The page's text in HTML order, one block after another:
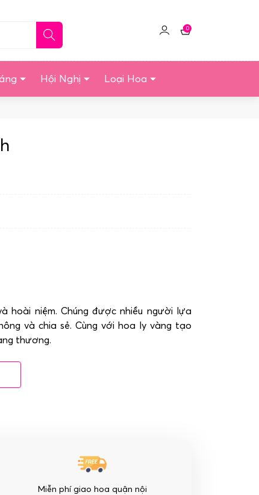
Click
tài
0
Giỏ
Hội Nghị Loại Hoa
hoài niệm. Chúng được nhiều người lựa
và chia sẻ. Cùng với hoa ly vàng tạo
thương.
Miễn phí giao hoa quận nội